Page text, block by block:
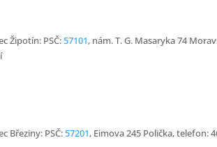
Žipotín: PSČ:57101, nám. T. G. Masaryka 74
Březiny: PSČ:57201, Eimova 245 Polička, telefon: